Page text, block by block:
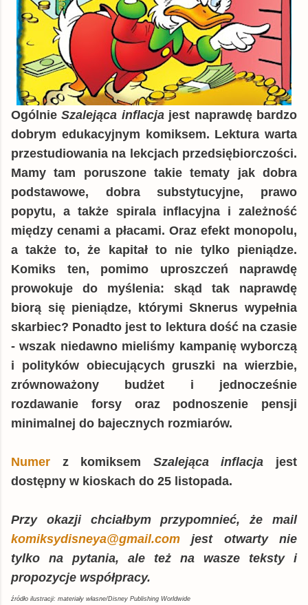
OgólnieSzalejąca inflacjajest naprawdę bardzo
dobrym edukacyjnym komiksem. Lektura warta
przestudiowania na lekcjach przedsiębiorczości.
Mamy tam poruszone takie tematy jak dobra
podstawowe, dobra substytucyjne, prawo
popytu, a także spirala inflacyjna i zależność
między cenami a płacami. Oraz efekt monopolu,
a także to, że kapitał to nie tylko pieniądze.
Komiks ten, pomimo uproszczeń naprawdę
prowokuje do myślenia: skąd tak naprawdę
biorą się pieniądze, którymi Sknerus wypełnia
skarbiec? Ponadto jest to lektura dość na czasie
- wszak niedawno mieliśmy kampanię wyborczą
i polityków obiecujących gruszki na wierzbie,
zrównoważony budżet i jednocześnie
rozdawanie forsy oraz podnoszenie pensji
minimalnej do bajecznych rozmiarów.
Numer z komiksem Szalejąca inflacja jest
dostępny w kioskach do 25 listopada.
Przy okazji chciałbym przypomnieć, że mail
komiksydisneya@gmail.com jest otwarty nie
tylko na pytania, ale też na wasze teksty i
propozycje współpracy.
źródło ilustracji: materiały własne/Disney Publishing Worldwide